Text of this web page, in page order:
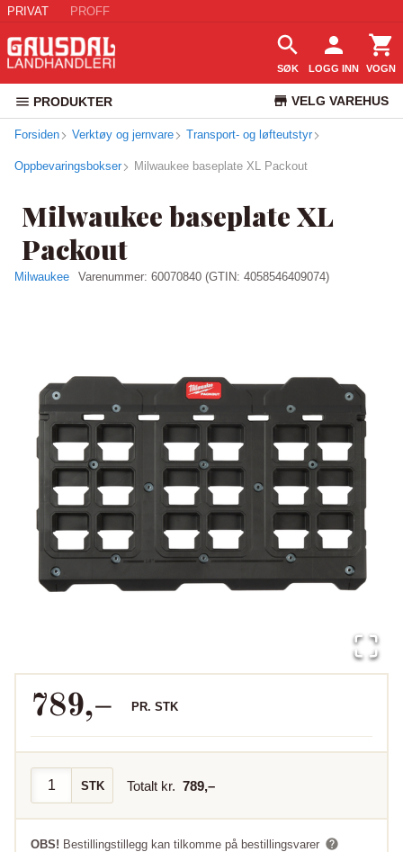
PRIVAT PROFF
SØK LOGG INN VOGN
PRODUKTER VELG VAREHUS
KUNDESERVICE
Forsiden Verktøy og jernvare Transport- og løfteutstyr
Oppbevaringsbokser Milwaukee baseplate XL Packout
Milwaukee baseplate XL
Packout
Milwaukee Varenummer: 60070840 (GTIN: 4058546409074)
789,– PR. STK
STK Totalt kr. 789,–
OBS! Bestillingstillegg kan tilkomme på bestillingsvarer